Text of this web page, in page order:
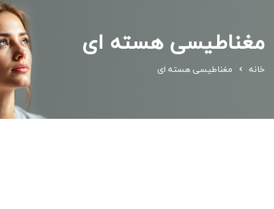
مغناطیسی هسته ای
خانه مغناطیسی هسته ای